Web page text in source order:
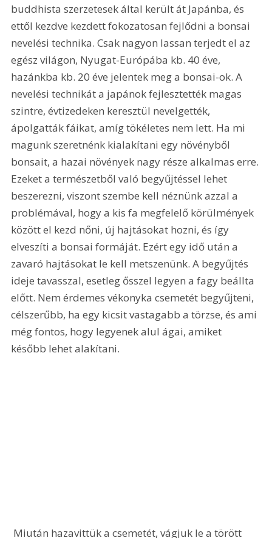
buddhista szerzetesek által került át Japánba, és
ettől kezdve kezdett fokozatosan fejlődni a bonsai
nevelési technika. Csak nagyon lassan terjedt el az
egész világon, Nyugat-Európába kb. 40 éve,
hazánkba kb. 20 éve jelentek meg a bonsai-ok. A
nevelési technikát a japánok fejlesztették magas
szintre, évtizedeken keresztül nevelgették,
ápolgatták fáikat, amíg tökéletes nem lett. Ha mi
magunk szeretnénk kialakítani egy növényből
bonsait, a hazai növények nagy része alkalmas erre.
Ezeket a természetből való begyűjtéssel lehet
beszerezni, viszont szembe kell néznünk azzal a
problémával, hogy a kis fa megfelelő körülmények
között el kezd nőni, új hajtásokat hozni, és így
elveszíti a bonsai formáját. Ezért egy idő után a
zavaró hajtásokat le kell metszenünk. A begyűjtés
ideje tavasszal, esetleg ősszel legyen a fagy beállta
előtt. Nem érdemes vékonyka csemetét begyűjteni,
célszerűbb, ha egy kicsit vastagabb a törzse, és ami
még fontos, hogy legyenek alul ágai, amiket
később lehet alakítani.